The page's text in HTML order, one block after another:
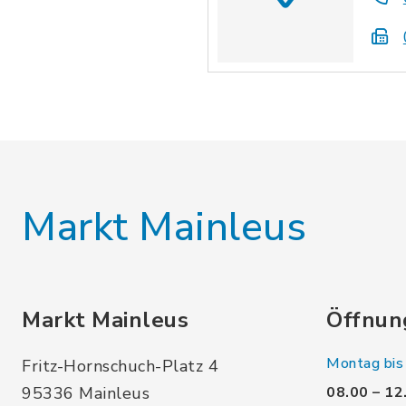
Markt Mainleus
Markt Mainleus
Fritz-Hornschuch-Platz 4
95336 Mainleus
Montag
08.00 –